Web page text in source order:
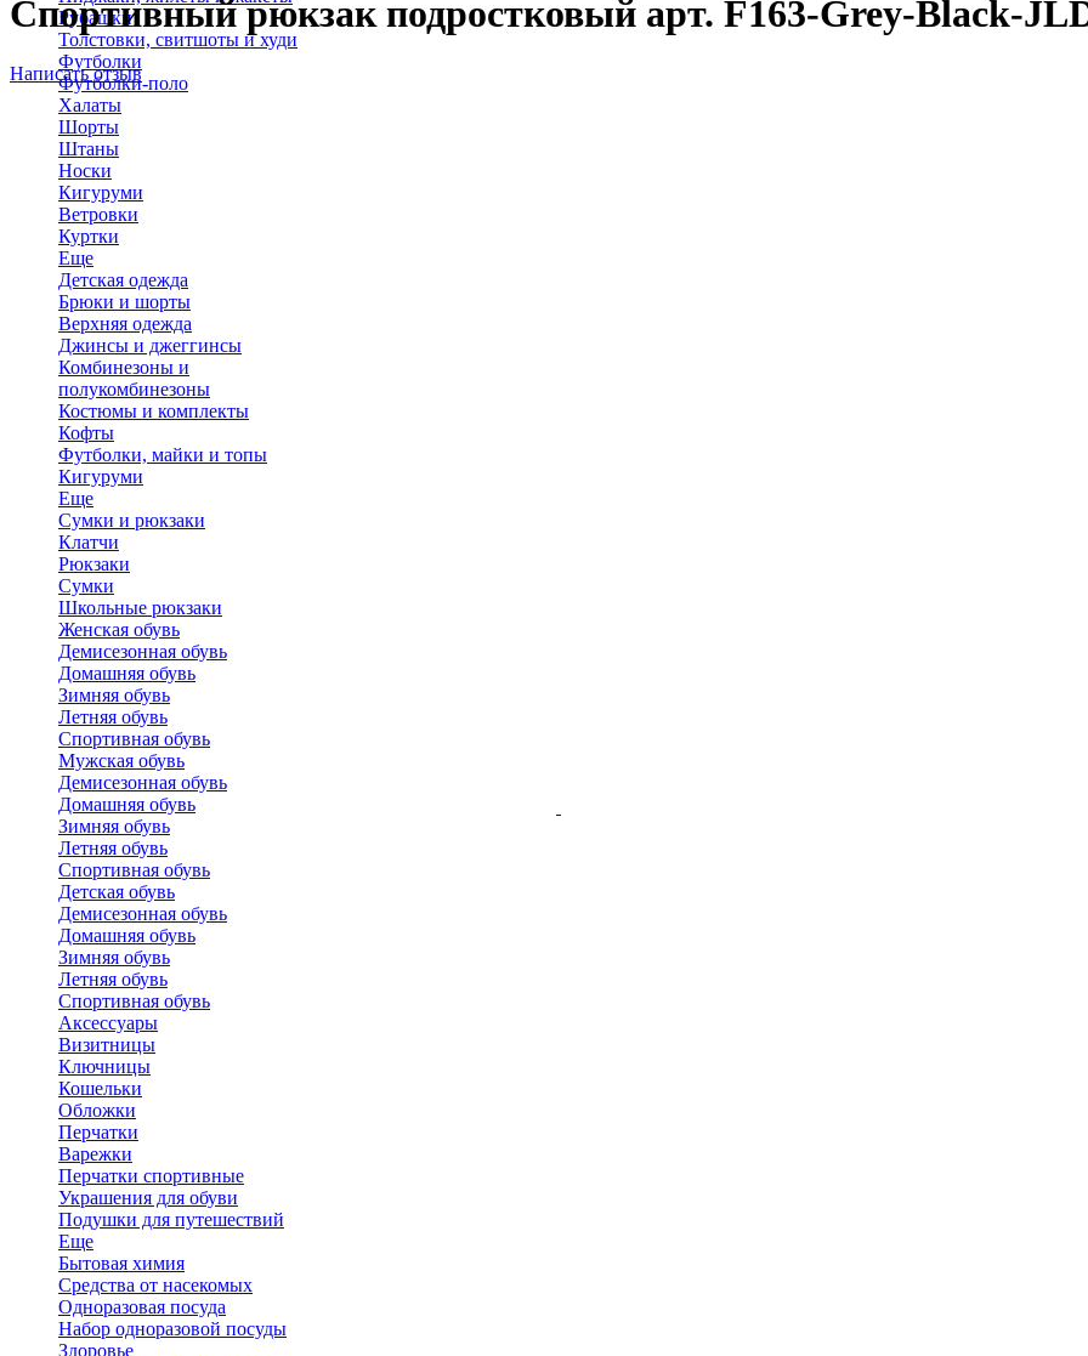
Рубашки
Толстовки, свитшоты и худи
Футболки
Футболки-поло
Халаты
Шорты
Штаны
Носки
Кигуруми
Ветровки
Куртки
Еще
Детская одежда
Брюки и шорты
Верхняя одежда
Джинсы и джеггинсы
Комбинезоны и
полукомбинезоны
Костюмы и комплекты
Кофты
Футболки, майки и топы
Кигуруми
Еще
Сумки и рюкзаки
Клатчи
Рюкзаки
Сумки
Школьные рюкзаки
Женская обувь
Демисезонная обувь
Домашняя обувь
Зимняя обувь
Летняя обувь
Спортивная обувь
Мужская обувь
Демисезонная обувь
Домашняя обувь
Зимняя обувь
Летняя обувь
Спортивная обувь
Детская обувь
Демисезонная обувь
Домашняя обувь
Зимняя обувь
Летняя обувь
Спортивная обувь
Аксессуары
Визитницы
Ключницы
Кошельки
Обложки
Перчатки
Варежки
Перчатки спортивные
Украшения для обуви
Подушки для путешествий
Еще
Бытовая химия
Средства от насекомых
Одноразовая посуда
Набор одноразовой посуды
Здоровье
Спортивный рюкзак подростковый арт. F163-Grey-Black-
Написать отзыв